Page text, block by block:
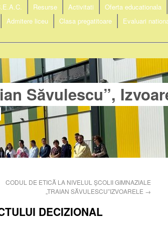
Resurse Activitati Oferta educationala
Admitere liceu Clasa pregatitoare Evaluari
Săvulescu”,
CODUL DE ETICĂ LA NIVELUL ȘCOLII GIMNAZIALE
„TRAIAN SĂVULESCU”IZVOARELE →
DECIZIONAL